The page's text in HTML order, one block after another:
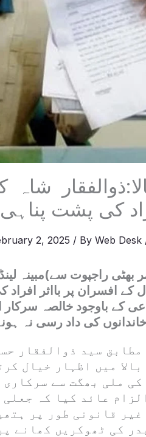
کی پشت پناہی
2, 2025 / ByWeb Desk
بھٹی راجپوت سے)مبینہ
کے افسران پر بااثر افراد
کے باوجود خالصہ
خاندانوں کی داد رسی نہ
مطابق سید ذوالفقار
میں اظہار خیال
کی ملی بھگت سے
عائد کیا کہ
غیر قانونی طور پر
کی ٹھوکریں کھانے